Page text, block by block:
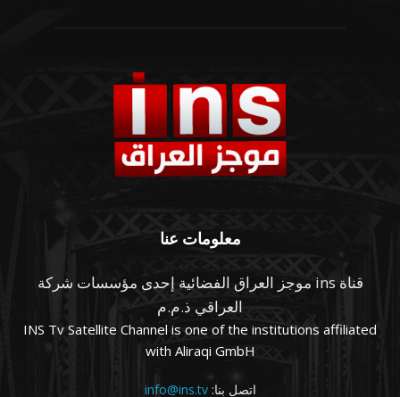
معلومات عنا
قناة ins موجز العراق الفضائية إحدى مؤسسات شركة
العراقي ذ.م.م
INS Tv Satellite Channel is one of the institutions affiliated
with Aliraqi GmbH
اتصل بنا:info@ins.tv